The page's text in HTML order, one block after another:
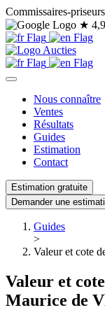
Commissaires-
★
Nous connaître
Ventes
Résultats
Guides
Estimation
Contact
Estimation gratuite
Demander une
Guides
>
Valeur et cote
Valeur et
Maurice de